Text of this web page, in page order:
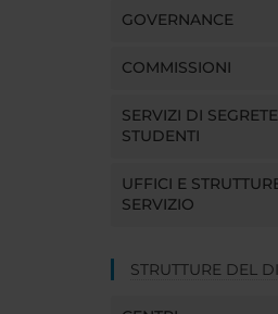
GOVERNANCE
COMMISSIONI
SERVIZI DI
STUDENTI
UFFICI E
SERVIZIO
STRUTTURE DEL